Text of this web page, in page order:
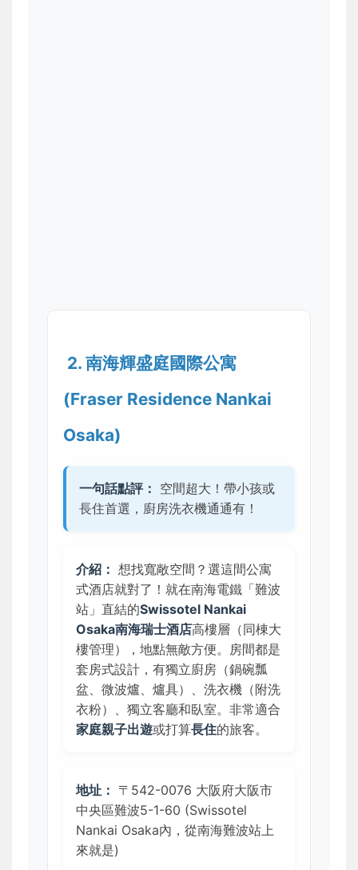
️ 2. 南海輝盛庭國際公寓
(Fraser Residence Nankai
Osaka)
一句話點評： 空間超大！帶小孩或
長住首選，廚房洗衣機通通有！
介紹： 想找寬敞空間？選這間公寓
式酒店就對了！就在南海電鐵「難波
站」直結的Swissotel Nankai
Osaka南海瑞士酒店高樓層（同棟大
樓管理），地點無敵方便。房間都是
套房式設計，有獨立廚房（鍋碗瓢
盆、微波爐、爐具）、洗衣機（附洗
衣粉）、獨立客廳和臥室。非常適合
家庭親子出遊或打算長住的旅客。
地址： 〒542-0076 大阪府大阪市
中央區難波5-1-60 (Swissotel
Nankai Osaka內，從南海難波站上
來就是)